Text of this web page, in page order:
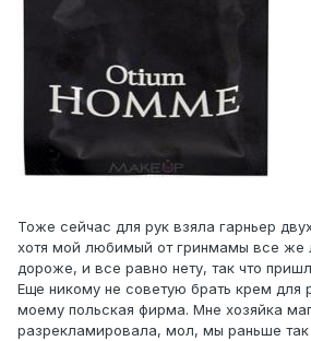
Тоже сейчас для рук взяла гарньер
хотя мой любимый от гринмамы все же
дороже, и все равно нету, так что
Еще никому не советую брать крем для
моему польская фирма. Мне хозяйка
разрекламировала, мол, мы раньше так